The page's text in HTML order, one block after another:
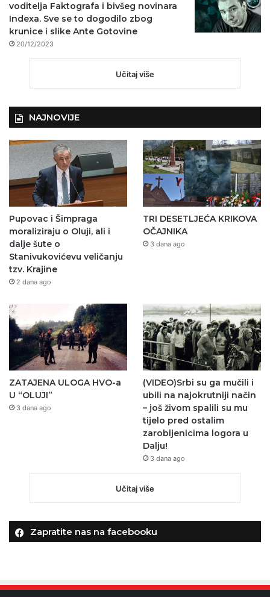
voditelja Faktografa i bivšeg novinara
Indexa. Sve se to dogodilo zbog
krunice i slike Ante Gotovine
20/12/2023
Učitaj više
NAJNOVIJE
Pupovac i Šimpraga
moraliziraju o Oluji, ali i
dalje šute o
Stanivukovićevu veličanju
tzv. Krajine
2 dana ago
TRI DESETLJEĆA KRIKOVA
OČAJNIKA
3 dana ago
ZATAJENA ULOGA HVO-a
U “OLUJI”
3 dana ago
(VIDEO)Srbi su ga mučili i
ubili na najokrutniji način
– još živom spalili su mu
tijelo pred ostalim
zarobljenicima logora u
Dalju!
3 dana ago
Učitaj više
Zapratite nas na facebooku